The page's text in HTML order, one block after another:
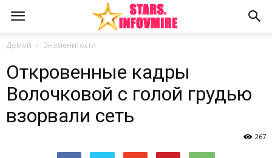
Домой Знаменитости
Откровенные кадры
Волочковой с голой грудью
взорвали сеть
267